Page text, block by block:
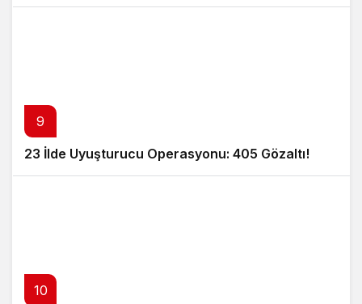
9
23 İlde Uyuşturucu Operasyonu: 405 Gözaltı!
10